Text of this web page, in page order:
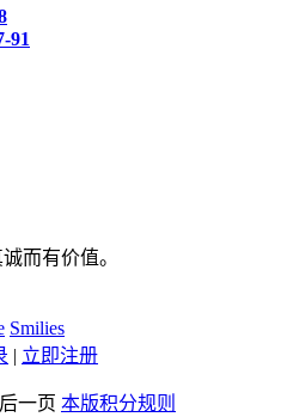
91
而有价值。
Smilies
| 立即注册
一页 本版积分规则